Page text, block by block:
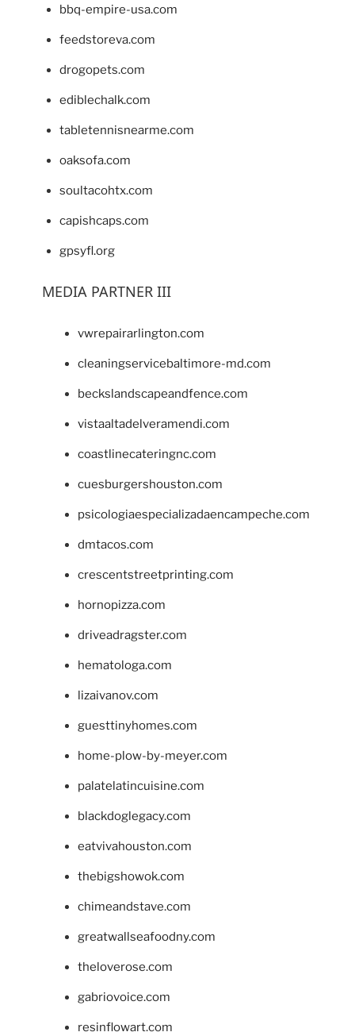
bbq-empire-usa.com
feedstoreva.com
drogopets.com
ediblechalk.com
tabletennisnearme.com
oaksofa.com
soultacohtx.com
capishcaps.com
gpsyfl.org
MEDIA PARTNER III
vwrepairarlington.com
cleaningservicebaltimore-md.com
beckslandscapeandfence.com
vistaaltadelveramendi.com
coastlinecateringnc.com
cuesburgershouston.com
psicologiaespecializadaencampeche.com
dmtacos.com
crescentstreetprinting.com
hornopizza.com
driveadragster.com
hematologa.com
lizaivanov.com
guesttinyhomes.com
home-plow-by-meyer.com
palatelatincuisine.com
blackdoglegacy.com
eatvivahouston.com
thebigshowok.com
chimeandstave.com
greatwallseafoodny.com
theloverose.com
gabriovoice.com
resinflowart.com